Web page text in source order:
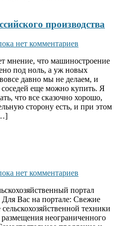
производства
нет комментариев
мнение, что машиностроение
под ноль, а уж новых
давно мы не делаем, и
соседей еще можно купить. Я
что все сказочно хорошо,
сторону есть, и при этом
нет комментариев
портал
Вас на портале: Свежие
техники
неограниченного